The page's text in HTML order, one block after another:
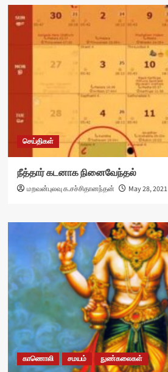
செய்திகள்
நீத்தார் கடனாக நினைவேந்தல்
மறவன்புலவு க.சச்சிதானந்தன் May 28, 2021
காணொலி சமயம் நுண்கலைகள்